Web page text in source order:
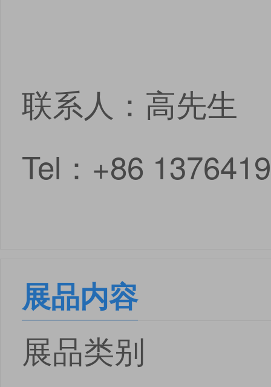
联系人：高先生
Tel：+86
展品内容
展品类别